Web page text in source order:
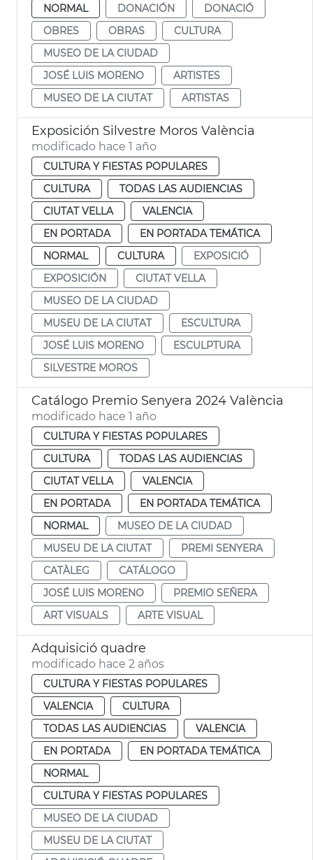
NORMAL
DONACIÓN
DONACIÓ
OBRES
OBRAS
CULTURA
MUSEO DE LA CIUDAD
JOSÉ LUIS MORENO
ARTISTES
MUSEO DE LA CIUTAT
ARTISTAS
Exposición Silvestre Moros València
modificado hace 1 año
CULTURA Y FIESTAS POPULARES
CULTURA
TODAS LAS AUDIENCIAS
CIUTAT VELLA
VALENCIA
EN PORTADA
EN PORTADA TEMÁTICA
NORMAL
CULTURA
EXPOSICIÓ
EXPOSICIÓN
CIUTAT VELLA
MUSEO DE LA CIUDAD
MUSEU DE LA CIUTAT
ESCULTURA
JOSÉ LUIS MORENO
ESCULPTURA
SILVESTRE MOROS
Catálogo Premio Senyera 2024 València
modificado hace 1 año
CULTURA Y FIESTAS POPULARES
CULTURA
TODAS LAS AUDIENCIAS
CIUTAT VELLA
VALENCIA
EN PORTADA
EN PORTADA TEMÁTICA
NORMAL
MUSEO DE LA CIUDAD
MUSEU DE LA CIUTAT
PREMI SENYERA
CATÀLEG
CATÁLOGO
JOSÉ LUIS MORENO
PREMIO SEÑERA
ART VISUALS
ARTE VISUAL
Adquisició quadre
modificado hace 2 años
CULTURA Y FIESTAS POPULARES
VALENCIA
CULTURA
TODAS LAS AUDIENCIAS
VALENCIA
EN PORTADA
EN PORTADA TEMÁTICA
NORMAL
CULTURA Y FIESTAS POPULARES
MUSEO DE LA CIUDAD
MUSEU DE LA CIUTAT